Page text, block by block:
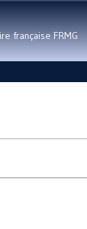
française FRMG